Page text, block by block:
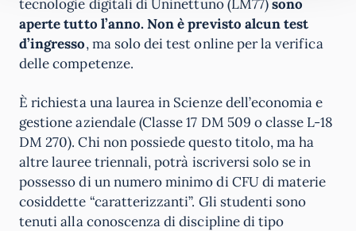
tecnologie digitali di Uninettuno (LM77)sono
aperte tutto l’anno. Non è previsto alcun test
d’ingresso, ma solo dei test online per la verifica
delle competenze.
È richiesta una laurea in Scienze dell’economia e
gestione aziendale (Classe 17 DM 509 o classe L-18
DM 270). Chi non possiede questo titolo, ma ha
altre lauree triennali, potrà iscriversi solo se in
possesso di un numero minimo di CFU di materie
cosiddette “caratterizzanti”. Gli studenti sono
tenuti alla conoscenza di discipline di tipo